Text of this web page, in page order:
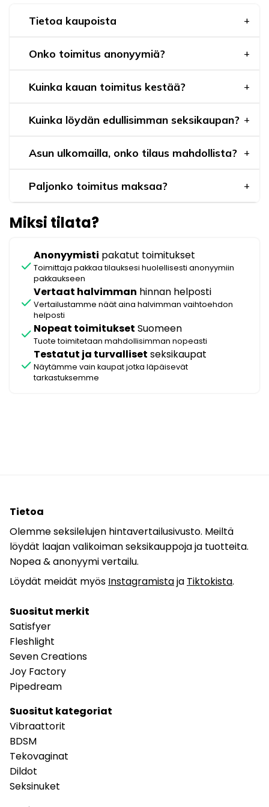
Tietoa kaupoista
Onko toimitus anonyymiä?
Kuinka kauan toimitus kestää?
Kuinka löydän edullisimman seksikaupan?
Asun ulkomailla, onko tilaus mahdollista?
Paljonko toimitus maksaa?
Miksi tilata?
check
Anonyymisti pakatut toimitukset
Toimittaja pakkaa tilauksesi huolellisesti anonyymiin
pakkaukseen
check
Vertaat halvimman hinnan helposti
Vertailustamme näät aina halvimman vaihtoehdon
helposti
check Nopeat toimitukset Suomeen
Tuote toimitetaan mahdollisimman nopeasti
check
Testatut ja turvalliset seksikaupat
Näytämme vain kaupat jotka läpäisevät
tarkastuksemme
Tietoa
Olemme seksilelujen hintavertailusivusto. Meiltä
löydät laajan valikoiman seksikauppoja ja tuotteita.
Nopea & anonyymi vertailu.
Löydät meidät myös Instagramistaja Tiktokista.
Suositut merkit
Satisfyer
Fleshlight
Seven Creations
Joy Factory
Pipedream
Suositut kategoriat
Vibraattorit
BDSM
Tekovaginat
Dildot
Seksinuket